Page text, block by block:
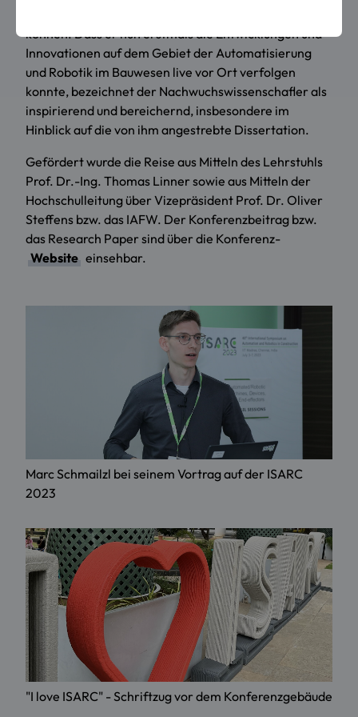
können. Dass er nun erstmals die Entwicklungen und
Innovationen auf dem Gebiet der Automatisierung
und Robotik im Bauwesen live vor Ort verfolgen
konnte, bezeichnet der Nachwuchswissenschafler als
inspirierend und bereichernd, insbesondere im
Hinblick auf die von ihm angestrebte Dissertation.
Gefördert wurde die Reise aus Mitteln des Lehrstuhls
Prof. Dr.-Ing. Thomas Linner sowie aus Mitteln der
Hochschulleitung über Vizepräsident Prof. Dr. Oliver
Steffens bzw. das IAFW. Der Konferenzbeitrag bzw.
das Research Paper sind über die Konferenz-
Website einsehbar.
Marc Schmailzl bei seinem Vortrag auf der ISARC
2023
"I love ISARC" - Schriftzug vor dem Konferenzgebäude